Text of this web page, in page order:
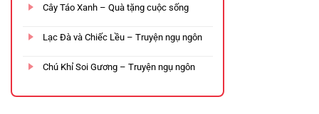
Cây Táo Xanh – Quà tặng cuộc sống
Lạc Đà và Chiếc Lều – Truyện ngụ ngôn
Chú Khỉ Soi Gương – Truyện ngụ ngôn